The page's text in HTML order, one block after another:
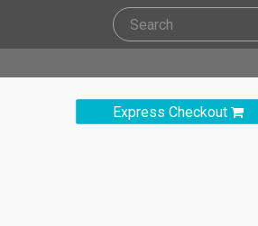
Express Checkout